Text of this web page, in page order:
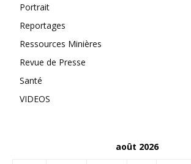
Portrait
Reportages
Ressources Minières
Revue de Presse
Santé
VIDEOS
août 2026